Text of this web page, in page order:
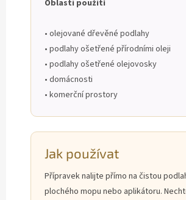
Oblasti použití
• olejované dřevěné podlahy
• podlahy ošetřené přírodními oleji
• podlahy ošetřené olejovosky
• domácnosti
• komerční prostory
Jak používat
Přípravek nalijte přímo na čistou
plochého mopu nebo aplikátoru.